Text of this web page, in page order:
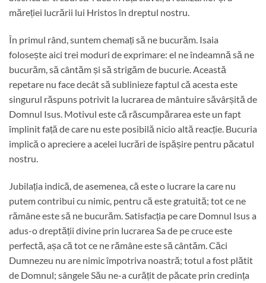
măreției lucrării lui Hristos în dreptul nostru.
În primul rând, suntem chemați să ne bucurăm. Isaia
folosește aici trei moduri de exprimare: el ne îndeamnă să ne
bucurăm, să cântăm și să strigăm de bucurie. Această
repetare nu face decât să sublinieze faptul că acesta este
singurul răspuns potrivit la lucrarea de mântuire săvârșită de
Domnul Isus. Motivul este că răscumpărarea este un fapt
împlinit față de care nu este posibilă nicio altă reacție. Bucuria
implică o apreciere a acelei lucrări de ispășire pentru păcatul
nostru.
Jubilația indică, de asemenea, că este o lucrare la care nu
putem contribui cu nimic, pentru că este gratuită; tot ce ne
rămâne este să ne bucurăm. Satisfacția pe care Domnul Isus a
adus-o dreptății divine prin lucrarea Sa de pe cruce este
perfectă, așa că tot ce ne rămâne este să cântăm. Căci
Dumnezeu nu are nimic împotriva noastră; totul a fost plătit
de Domnul; sângele Său ne-a curățit de păcate prin credința